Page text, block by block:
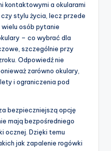
kontaktowymi a okularami
stylu życia, lecz przede
osób pytanie
– co wybrać dla
szczególnie przy
Odpowiedź nie
zarówno okulary,
i ograniczenia pod
bezpieczniejszą opcję
mają bezpośredniego
ocznej. Dzięki temu
jak zapalenie rogówki